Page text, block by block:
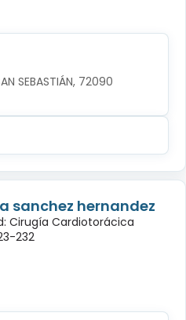
SEBASTIÁN, 72090
sanchez hernandez
Cirugía Cardiotorácica
232